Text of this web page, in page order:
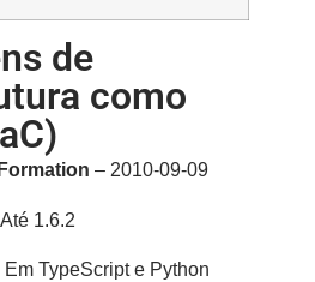
de
como
– 2010-09-09
1.6.2
Em TypeScript e Python